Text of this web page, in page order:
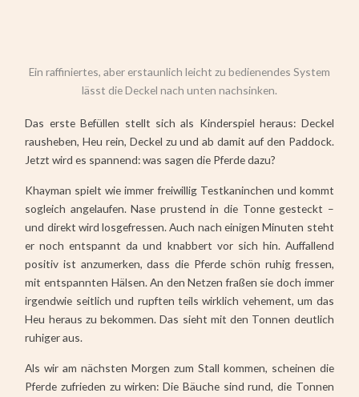
Ein raffiniertes, aber erstaunlich leicht zu bedienendes System
lässt die Deckel nach unten nachsinken.
Das erste Befüllen stellt sich als Kinderspiel heraus: Deckel
rausheben, Heu rein, Deckel zu und ab damit auf den Paddock.
Jetzt wird es spannend: was sagen die Pferde dazu?
Khayman spielt wie immer freiwillig Testkaninchen und kommt
sogleich angelaufen. Nase prustend in die Tonne gesteckt –
und direkt wird losgefressen. Auch nach einigen Minuten steht
er noch entspannt da und knabbert vor sich hin. Auffallend
positiv ist anzumerken, dass die Pferde schön ruhig fressen,
mit entspannten Hälsen. An den Netzen fraßen sie doch immer
irgendwie seitlich und rupften teils wirklich vehement, um das
Heu heraus zu bekommen. Das sieht mit den Tonnen deutlich
ruhiger aus.
Als wir am nächsten Morgen zum Stall kommen, scheinen die
Pferde zufrieden zu wirken: Die Bäuche sind rund, die Tonnen